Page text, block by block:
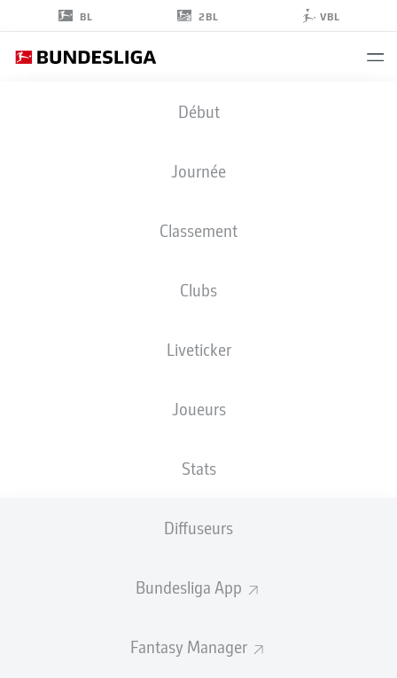
BL 2BL VBL
Début
Journée
Classement
Clubs
Liveticker
Joueurs
Stats
Diffuseurs
Bundesliga App
Fantasy Manager
05.05.2008